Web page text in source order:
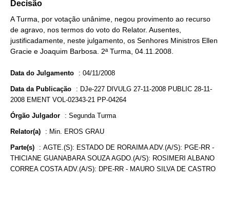
Decisão
A Turma, por votação unânime, negou provimento ao recurso
de agravo, nos termos do voto do Relator. Ausentes,
justificadamente, neste julgamento, os Senhores Ministros Ellen
Gracie e Joaquim Barbosa. 2ª Turma, 04.11.2008.
Data do Julgamento : 04/11/2008
Data da Publicação : DJe-227 DIVULG 27-11-2008 PUBLIC 28-11-
2008 EMENT VOL-02343-21 PP-04264
Órgão Julgador : Segunda Turma
Relator(a) : Min. EROS GRAU
Parte(s) : AGTE.(S): ESTADO DE RORAIMA ADV.(A/S): PGE-RR -
THICIANE GUANABARA SOUZA AGDO.(A/S): ROSIMERI ALBANO
CORREA COSTA ADV.(A/S): DPE-RR - MAURO SILVA DE CASTRO